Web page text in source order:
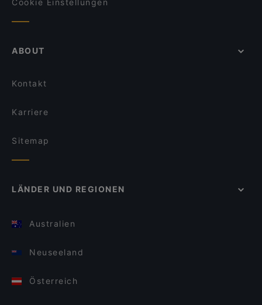
Cookie Einstellungen
ABOUT
Kontakt
Karriere
Sitemap
LÄNDER UND REGIONEN
Australien
Neuseeland
Österreich